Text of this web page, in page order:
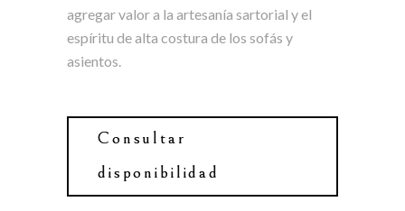
agregar valor a la artesanía sartorial y el
espíritu de alta costura de los sofás y
asientos.
Consultar
disponibilidad